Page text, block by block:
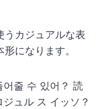
うカジュアルな表
になります。
줄 수 있어？ 読
ュル ス イッソ？